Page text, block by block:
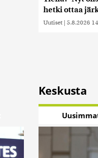
hetki ottaa
Uutiset | 5.8.2026
Keskusta